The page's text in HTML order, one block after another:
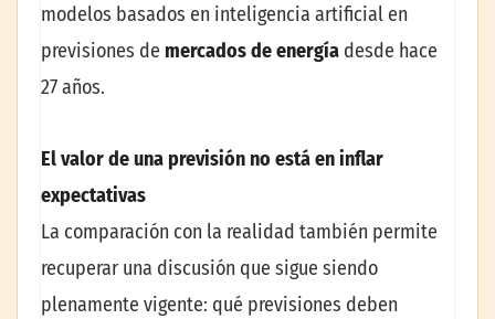
modelos basados en inteligencia artificial en
previsiones de mercados de energía desde hace
27 años.
El valor de una previsión no está en inflar
expectativas
La comparación con la realidad también permite
recuperar una discusión que sigue siendo
plenamente vigente: qué previsiones deben